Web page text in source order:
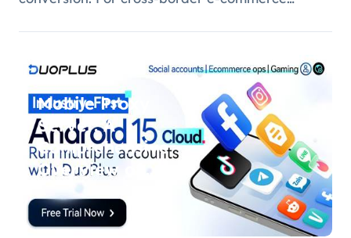
managing multiple brand pages or regional
Mobile Proxy
Server: A
Comprehensive
Overview of
DuoPlus Cloud
Phone F